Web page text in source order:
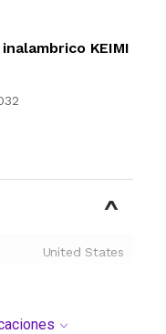
KEIMI
United States